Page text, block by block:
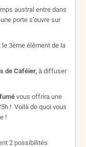
austral entre dans
porte s’ouvre sur
3ème élément de la
de Caféier, à diffuser
vous offrira une
! Voilà de quoi vous
!
2 possibilités